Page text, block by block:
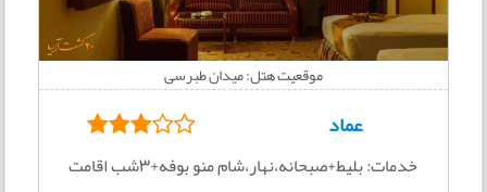
موقعیت هتل: میدان طبرسی
عماد
خدمات: بلیط+صبحانه،نهار،شام منو بوفه+3شب اقامت